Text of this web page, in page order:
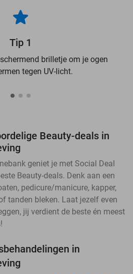
Tip 1
brilletje om je ogen
tegen UV-licht.
Beauty-deals in
geniet je met Social Deal
Beauty-deals. Denk aan een
pedicure/manicure, kapper,
tanden bleken. Laat jezelf even
jij verdient de beste én meest
in